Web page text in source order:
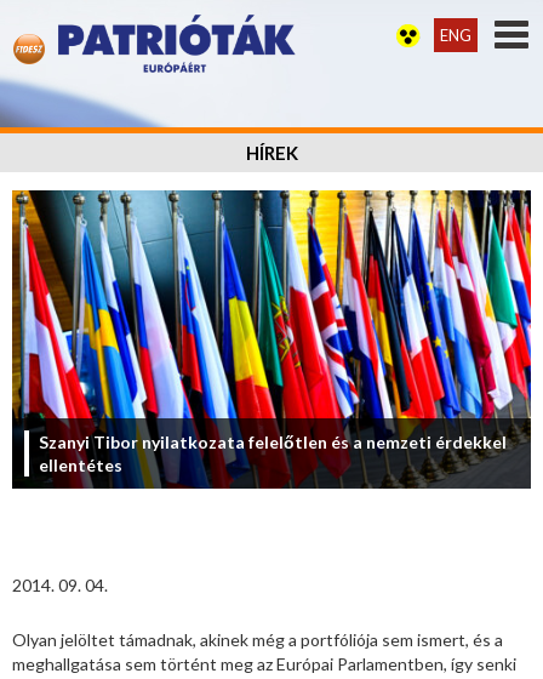
ENG
HÍREK
Szanyi Tibor nyilatkozata felelőtlen és a nemzeti érdekkel
ellentétes
2014. 09. 04.
Olyan jelöltet támadnak, akinek még a portfóliója sem ismert, és a
meghallgatása sem történt meg az Európai Parlamentben, így senki